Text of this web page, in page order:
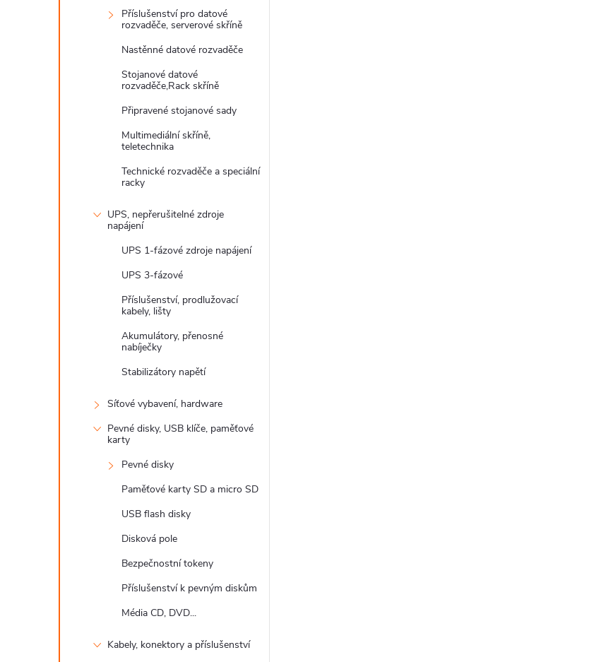
Příslušenství pro datové
rozvaděče, serverové skříně
Nastěnné datové rozvaděče
Stojanové datové
rozvaděče,Rack skříně
Připravené stojanové sady
Multimediální skříně,
teletechnika
Technické rozvaděče a speciální
racky
UPS, nepřerušitelné zdroje
napájení
UPS 1-fázové zdroje napájení
UPS 3-fázové
Příslušenství, prodlužovací
kabely, lišty
Akumulátory, přenosné
nabíječky
Stabilizátory napětí
Síťové vybavení, hardware
Pevné disky, USB klíče, paměťové
karty
Pevné disky
Paměťové karty SD a micro SD
USB flash disky
Disková pole
Bezpečnostní tokeny
Příslušenství k pevným diskům
Média CD, DVD...
Kabely, konektory a příslušenství